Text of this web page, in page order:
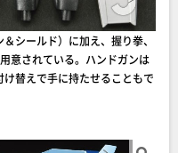
シールド）に加え、握り拳、
意されている。ハンドガンは
替えで手に持たせることもで